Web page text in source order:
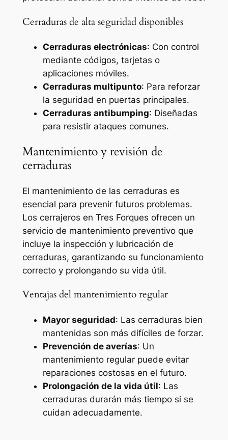
Cerraduras de alta seguridad disponibles
Cerraduras electrónicas: Con control
mediante códigos, tarjetas o
aplicaciones móviles.
Cerraduras multipunto: Para reforzar
la seguridad en puertas principales.
Cerraduras antibumping: Diseñadas
para resistir ataques comunes.
Mantenimiento y revisión de
cerraduras
El mantenimiento de las cerraduras es
esencial para prevenir futuros problemas.
Los cerrajeros en Tres Forques ofrecen un
servicio de mantenimiento preventivo que
incluye la inspección y lubricación de
cerraduras, garantizando su funcionamiento
correcto y prolongando su vida útil.
Ventajas del mantenimiento regular
Mayor seguridad: Las cerraduras bien
mantenidas son más difíciles de forzar.
Prevención de averías: Un
mantenimiento regular puede evitar
reparaciones costosas en el futuro.
Prolongación de la vida útil: Las
cerraduras durarán más tiempo si se
cuidan adecuadamente.